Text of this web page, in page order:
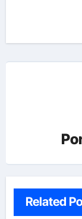
Related